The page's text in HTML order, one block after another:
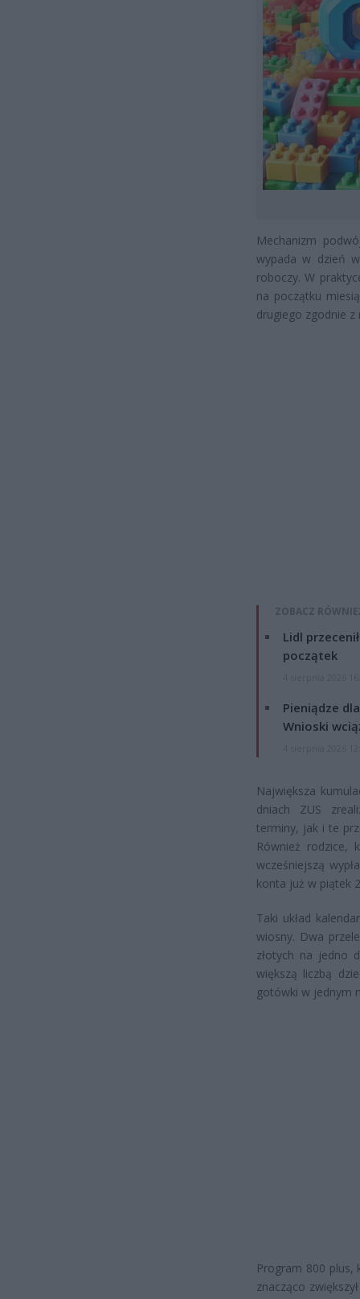
Mechanizm
wypada w dzień
roboczy. W
na początku
drugiego zgodnie
ZOBACZ
Lidl
początek
Pieniądze
Wnioski
Największa
dniach ZUS
terminy, jak i te
Również rodzice,
wcześniejszą
konta już w piątek
Taki układ
wiosny. Dwa
złotych na jedno
większą liczbą
gotówki w jednym
Program 800 plus,
znacząco